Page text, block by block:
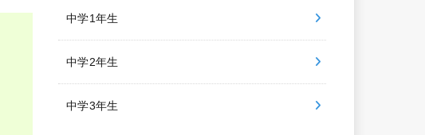
中学1年生
中学2年生
中学3年生